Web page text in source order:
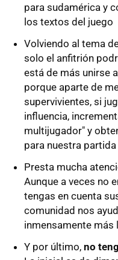
para sudamérica y
los textos del juego
Volviendo al tema
solo el anfitrión
está de más unirse
porque aparte de
supervivientes, si
influencia,
multijugador" y
para nuestra partida
Presta mucha
Aunque a veces no
tengas en cuenta
comunidad nos
inmensamente más
Y por último, no